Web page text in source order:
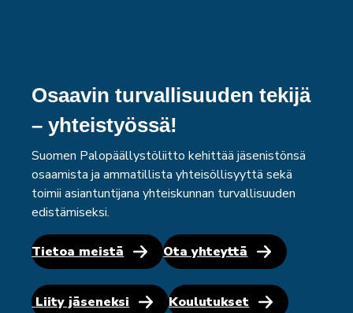
Osaavin turvallisuuden tekijä
– yhteistyössä!
Suomen Palopäällystöliitto kehittää jäsenistönsä
osaamista ja ammatillista yhteisöllisyyttä sekä
toimii asiantuntijana yhteiskunnan turvallisuuden
edistämiseksi.
Tietoa meistä Ota yhteyttä
Liity jäseneksi Koulutukset